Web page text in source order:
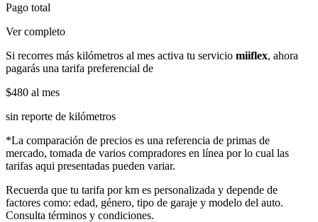
Pago total
Ver completo
Si recorres más kilómetros al mes activa tu servicio miiflex, ahora
pagarás una tarifa preferencial de
$480 al mes
sin reporte de kilómetros
*La comparación de precios es una referencia de primas de
mercado, tomada de varios compradores en línea por lo cual las
tarifas aqui presentadas pueden variar.
Recuerda que tu tarifa por km es personalizada y depende de
factores como: edad, género, tipo de garaje y modelo del auto.
Consulta términos y condiciones.